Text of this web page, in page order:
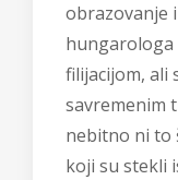
obrazovanje
hungarologa
filijacijom, ali
savremenim
nebitno ni to
koji su stekli